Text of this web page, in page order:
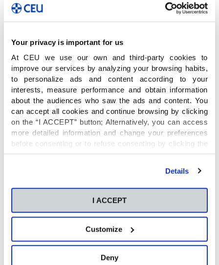
Your privacy is important for us
At CEU we use our own and third-party cookies to
improve our services by analyzing your browsing habits,
to personalize ads and content according to your
interests, measure performance and obtain information
about the audiences who saw the ads and content. You
can accept all cookies and continue browsing by clicking
on the “I ACCEPT” button; Alternatively, you can access
more detailed information and change your preferences
before consenting or to refuse consenting by clicking the
"Personalize" button. For more information you can visit
Details
I ACCEPT
Customize
Deny
empleabilidad.
Una preparación para el mundo real
Al ser el alumno el protagonista del proceso de
aprendizaje y tener un papel activo en la
elaboración del proyecto,mejora su
proactividad e interés,lo que propicia una
mayor interiorización del conocimiento. Además,
es un método de trabajo que les servirá para el
resto de su vida, personal y profesional.
el profesor acompaña
objetivo final sin perder autonomía, y evitando la
dependencia del equipo docente. Un modelo que
también potencia elemprendimiento
alumnado, que cuenta con la confianza de su
profesor para proponer y tomar la iniciativa.